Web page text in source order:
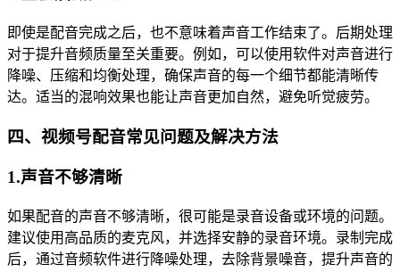
即使是配音完成之后，也不意味着声音工作结束了。后期处理
对于提升音频质量至关重要。例如，可以使用软件对声音进行
降噪、压缩和均衡处理，确保声音的每一个细节都能清晰传
达。适当的混响效果也能让声音更加自然，避免听觉疲劳。
四、视频号配音常见问题及解决方法
1.声音不够清晰
如果配音的声音不够清晰，很可能是录音设备或环境的问题。
建议使用高品质的麦克风，并选择安静的录音环境。录制完成
后，通过音频软件进行降噪处理，去除背景噪音，提升声音的